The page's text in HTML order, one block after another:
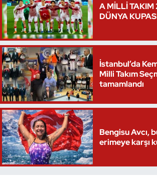
A MİLLİ TAKIM
DÜNYA
İstanbul’da
Milli Takım
tamamlandı
Bengisu Avcı,
erimeye karşı
Triatlon
Voleybol
Vücut Geliştirme Fitness
Wushu Kungfu
Yelken
Yüzme